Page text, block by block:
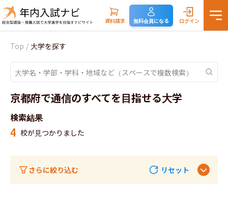
資料請求 無料会員になる ログイン
Top / 大学を探す
京都府で通信のすべてを目指せる大学
検索結果
4 校が見つかりました
さらに絞り込む リセット